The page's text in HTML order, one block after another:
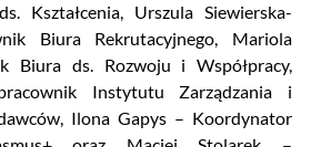
Kształcenia, Urszula Siewierska-
Biura Rekrutacyjnego, Mariola
Biura ds. Rozwoju i Współpracy,
Instytutu Zarządzania i
Ilona Gapys – Koordynator